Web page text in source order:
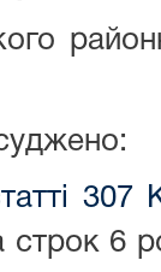
307
строк 6